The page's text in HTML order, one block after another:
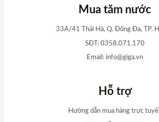
Mua tăm nước
33A/41 Thái Hà, Q. Đống Đa, TP.
SĐT: 0358.071.170
Email: info@giga.vn
Hỗ trợ
Hướng dẫn mua hàng trực